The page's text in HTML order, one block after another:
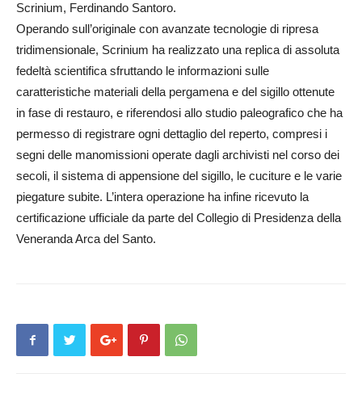
Scrinium, Ferdinando Santoro.
Operando sull’originale con avanzate tecnologie di ripresa
tridimensionale, Scrinium ha realizzato una replica di assoluta
fedeltà scientifica sfruttando le informazioni sulle
caratteristiche materiali della pergamena e del sigillo ottenute
in fase di restauro, e riferendosi allo studio paleografico che ha
permesso di registrare ogni dettaglio del reperto, compresi i
segni delle manomissioni operate dagli archivisti nel corso dei
secoli, il sistema di appensione del sigillo, le cuciture e le varie
piegature subite. L’intera operazione ha infine ricevuto la
certificazione ufficiale da parte del Collegio di Presidenza della
Veneranda Arca del Santo.